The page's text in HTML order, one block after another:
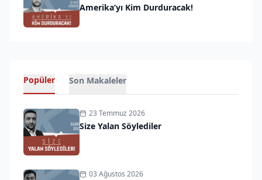
Amerika’yı Kim Durduracak!
Popüler Son Makaleler
23 Temmuz 2026
Size Yalan Söylediler
03 Ağustos 2026